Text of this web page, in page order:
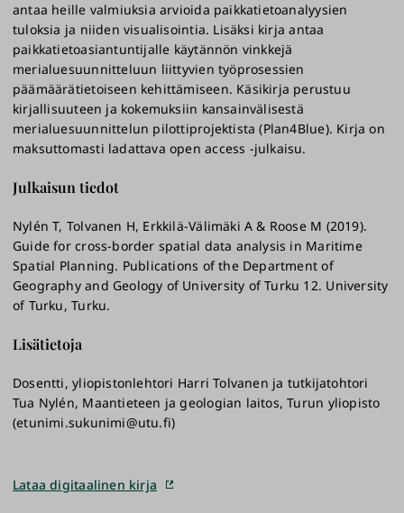
antaa heille valmiuksia arvioida paikkatietoanalyysien
tuloksia ja niiden visualisointia. Lisäksi kirja antaa
paikkatietoasiantuntijalle käytännön vinkkejä
merialuesuunnitteluun liittyvien työprosessien
päämäärätietoiseen kehittämiseen. Käsikirja perustuu
kirjallisuuteen ja kokemuksiin kansainvälisestä
merialuesuunnittelun pilottiprojektista (Plan4Blue). Kirja on
maksuttomasti ladattava open access -julkaisu.
Julkaisun tiedot
Nylén T, Tolvanen H, Erkkilä-Välimäki A & Roose M (2019).
Guide for cross-border spatial data analysis in Maritime
Spatial Planning. Publications of the Department of
Geography and Geology of University of Turku 12. University
of Turku, Turku.
Lisätietoja
Dosentti, yliopistonlehtori Harri Tolvanen ja tutkijatohtori
Tua Nylén, Maantieteen ja geologian laitos, Turun yliopisto
(etunimi.sukunimi@utu.fi)
Lataa digitaalinen kirja